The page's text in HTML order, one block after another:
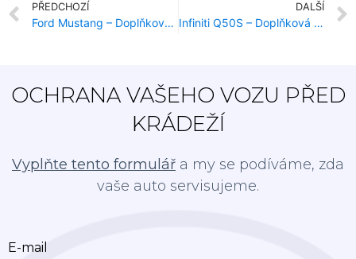
PŘEDCHOZÍ
Ford Mustang – Doplňková Ochrana Proti Krádeži
DALŠÍ
Infiniti Q50S – Doplňková Ochrana Proti Krádeži
OCHRANA VAŠEHO VOZU PŘED
KRÁDEŽÍ
Vyplňte tento formulář a my se podíváme, zda
vaše auto servisujeme.
E-mail